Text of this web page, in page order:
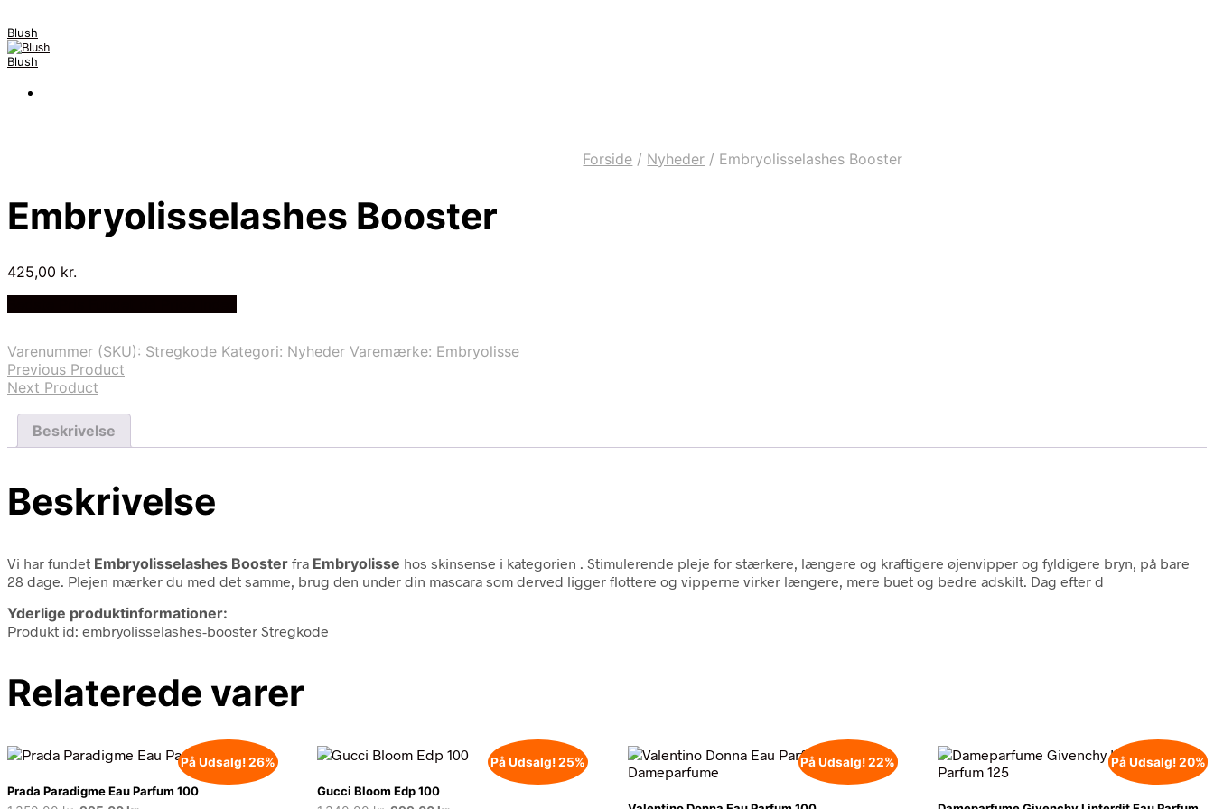
Blush
Blush
Forside / Nyheder / Embryolisselashes Booster
Embryolisselashes Booster
425,00 kr.
Varenummer (SKU): Stregkode Kategori: Nyheder Varemærke: Embryolisse
Previous Product
Next Product
Beskrivelse
Beskrivelse
Vi har fundet Embryolisselashes Booster fra Embryolisse hos skinsense i kategorien . Stimulerende pleje for stærkere, længere og kraftigere øjenvipper og fyldigere bryn, på bare
28 dage. Plejen mærker du med det samme, brug den under din mascara som derved ligger flottere og vipperne virker længere, mere buet og bedre adskilt. Dag efter d
Yderlige produktinformationer:
Produkt id: embryolisselashes-booster Stregkode
Relaterede varer
På Udsalg! 26%
Prada Paradigme Eau Parfum 100
På Udsalg! 25%
Gucci Bloom Edp 100
På Udsalg! 22% På Udsalg! 20%